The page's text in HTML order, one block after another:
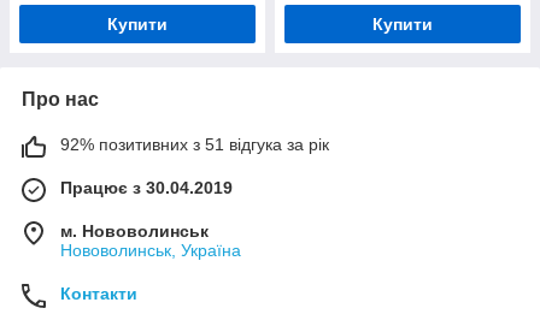
Купити Купити
Про нас
92% позитивних з 51 відгука за рік
Працює з 30.04.2019
м. Нововолинськ
Нововолинськ, Україна
Контакти